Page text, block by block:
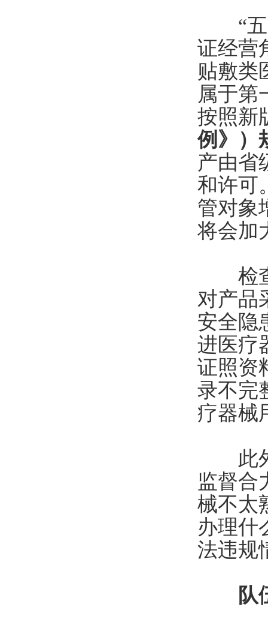
“五
证经营
贴敷类
属于第
按照新
例》）
产由省
和许可
管对象
将会加
检查
对产品
安全隐
进医疗
证照资
录不完
疗器械
此外
监督合
械不太
办理什
法违
队